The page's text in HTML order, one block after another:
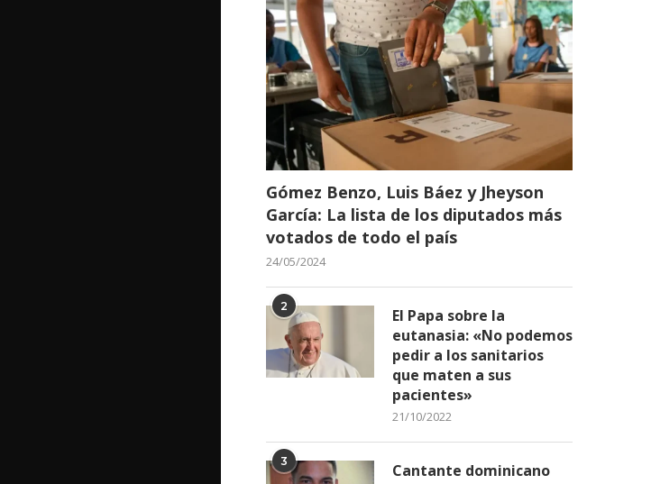
Gómez Benzo, Luis Báez y Jheyson
García: La lista de los diputados más
votados de todo el país
24/05/2024
2
El Papa sobre la
eutanasia: «No podemos
pedir a los sanitarios
que maten a sus
pacientes»
21/10/2022
3
Cantante dominicano